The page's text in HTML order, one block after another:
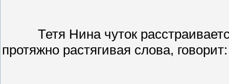
Тетя Нина чуток
протяжно растягивая слова, говорит: